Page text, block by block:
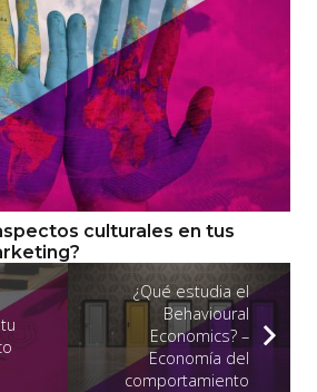
culturales en tus
¿Qué estudia el
Behavioural
Economics? –
Economía del
comportamiento